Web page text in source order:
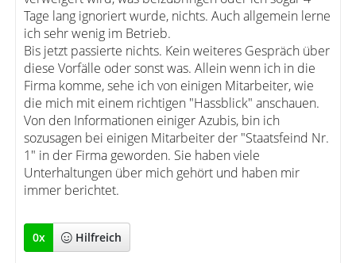
Tage lang ignoriert wurde, nichts. Auch allgemein lerne
ich sehr wenig im Betrieb.
Bis jetzt passierte nichts. Kein weiteres Gespräch über
diese Vorfälle oder sonst was. Allein wenn ich in die
Firma komme, sehe ich von einigen Mitarbeiter, wie
die mich mit einem richtigen "Hassblick" anschauen.
Von den Informationen einiger Azubis, bin ich
sozusagen bei einigen Mitarbeiter der "Staatsfeind Nr.
1" in der Firma geworden. Sie haben viele
Unterhaltungen über mich gehört und haben mir
immer berichtet.
0x Hilfreich